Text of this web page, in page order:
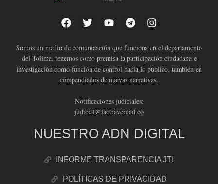
Somos un medio de comunicación que funciona en el departamento
del Tolima, tenemos como premisa la participación ciudadana e
investigación como función de control hacia lo público, también en
compendiados de nuevas narrativas.
Notificaciones judiciales:
judicial@laotraverdad.co
NUESTRO ADN DIGITAL
INFORME TRANSPARENCIA JTI
POLÍTICAS DE PRIVACIDAD